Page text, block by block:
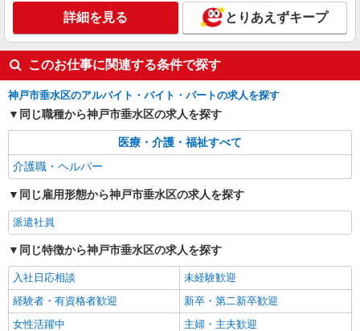
詳細を見る とりあえずキープ
このお仕事に関連する条件で探す
神戸市垂水区のアルバイト・バイト・パートの求人を探す
同じ職種から神戸市垂水区の求人を探す
医療・介護・福祉すべて
介護職・ヘルパー
同じ雇用形態から神戸市垂水区の求人を探す
派遣社員
同じ特徴から神戸市垂水区の求人を探す
入社日応相談
未経験歓迎
経験者・有資格者歓迎
新卒・第二新卒歓迎
女性活躍中
主婦・主夫歓迎